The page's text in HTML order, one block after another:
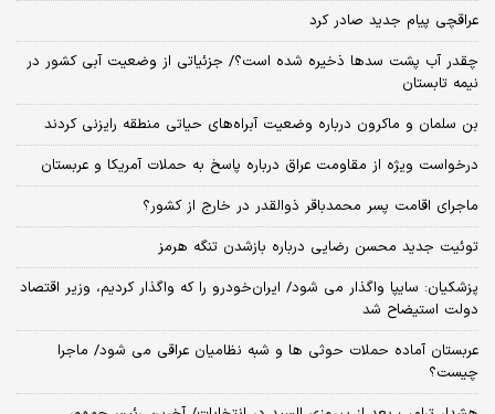
عراقچی پیام جدید صادر کرد
چقدر آب پشت سدها ذخیره شده است؟/ جزئیاتی از وضعیت آبی کشور در
نیمه تابستان
بن سلمان و ماکرون درباره وضعیت آبراه‌های حیاتی منطقه رایزنی کردند
درخواست ویژه از مقاومت عراق درباره پاسخ به حملات آمریکا و عربستان
ماجرای اقامت پسر محمدباقر ذوالقدر در خارج از کشور؟
توئیت جدید محسن رضایی درباره بازشدن تنگه هرمز
پزشکیان: سایپا واگذار می شود/ ایران‌خودرو را که واگذار کردیم، وزیر اقتصاد
دولت استیضاح شد
عربستان آماده حملات حوثی ها و شبه نظامیان عراقی می شود/ ماجرا
چیست؟